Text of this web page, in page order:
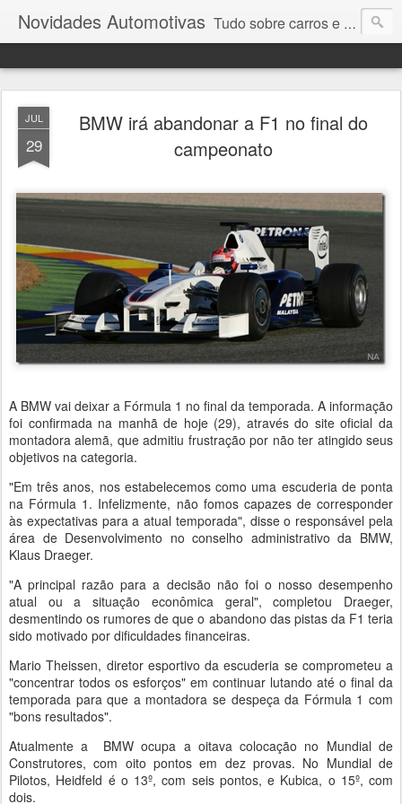
Novidades Automotivas Tudo sobre carros e motores
JUL
29
BMW irá abandonar a F1 no final do
campeonato
A BMW vai deixar a Fórmula 1 no final da temporada. A informação
foi confirmada na manhã de hoje (29), através do site oficial da
montadora alemã, que admitiu frustração por não ter atingido seus
objetivos na categoria.
"Em três anos, nos estabelecemos como uma escuderia de ponta
na Fórmula 1. Infelizmente, não fomos capazes de corresponder
às expectativas para a atual temporada", disse o responsável pela
área de Desenvolvimento no conselho administrativo da BMW,
Klaus Draeger.
"A principal razão para a decisão não foi o nosso desempenho
atual ou a situação econômica geral", completou Draeger,
desmentindo os rumores de que o abandono das pistas da F1 teria
sido motivado por dificuldades financeiras.
Mario Theissen, diretor esportivo da escuderia se comprometeu a
"concentrar todos os esforços" em continuar lutando até o final da
temporada para que a montadora se despeça da Fórmula 1 com
"bons resultados".
Atualmente a BMW ocupa a oitava colocação no Mundial de
Construtores, com oito pontos em dez provas. No Mundial de
Pilotos, Heidfeld é o 13º, com seis pontos, e Kubica, o 15º, com
dois.